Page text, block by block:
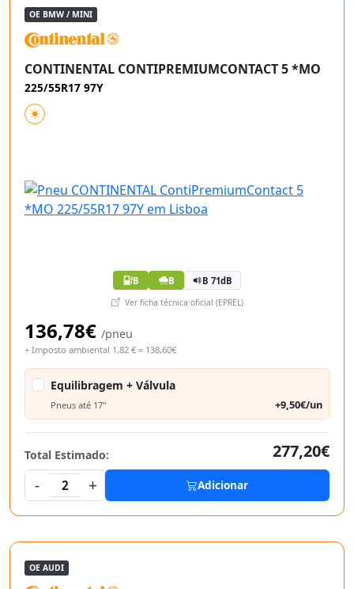
OE BMW / MINI
CONTINENTAL CONTIPREMIUMCONTACT 5 *MO
225/55R17 97Y
B B B 71dB
Ver ficha técnica oficial (EPREL)
136,78€ /pneu
+ Imposto ambiental 1,82 € = 138,60€
Equilibragem + Válvula
Pneus até 17" +9,50€/un
Total Estimado:
277,20€
-
2 + Adicionar
OE AUDI